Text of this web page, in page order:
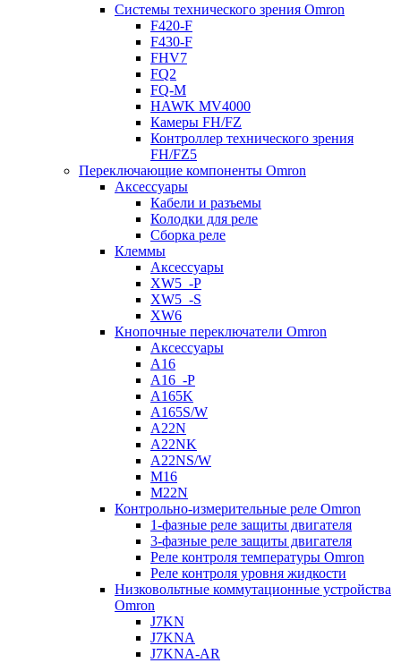
Системы технического зрения Omron
F420-F
F430-F
FHV7
FQ2
FQ-M
HAWK MV4000
Камеры FH/FZ
Контроллер технического зрения
FH/FZ5
Переключающие компоненты Omron
Аксессуары
Кабели и разъемы
Колодки для реле
Сборка реле
Клеммы
Аксессуары
XW5_-P
XW5_-S
XW6
Кнопочные переключатели Omron
Аксессуары
A16
A16_-P
A165K
A165S/W
A22N
A22NK
A22NS/W
M16
M22N
Контрольно-измерительные реле Omron
1-фазные реле защиты двигателя
3-фазные реле защиты двигателя
Реле контроля температуры Omron
Реле контроля уровня жидкости
Низковольтные коммутационные устройства
Omron
J7KN
J7KNA
J7KNA-AR